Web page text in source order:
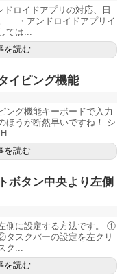
ドロイドアプリの対応、日
・アンドロイドアプリイ
ては...
を読む
イピング機能
ング機能キーボードで入力
ほうが断然早いですね！ シ
...
を読む
ボタン中央より左側
側に設定する方法です。 ①
スクバーの設定を左クリ
...
を読む